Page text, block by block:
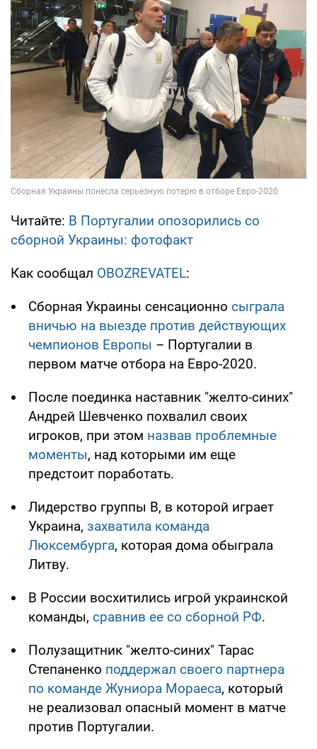
Читайте: В Португалии опозорились со
сборной Украины: фотофакт
Как сообщал OBOZREVATEL:
Сборная Украины сенсационно сыграла
вничью на выезде против действующих
чемпионов Европы – Португалии в
первом матче отбора на Евро-2020.
После поединка наставник "желто-синих"
Андрей Шевченко похвалил своих
игроков, при этом назвав проблемные
моменты, над которыми им еще
предстоит поработать.
Лидерство группы В, в которой играет
Украина, захватила команда
Люксембурга, которая дома обыграла
Литву.
В России восхитились игрой украинской
команды, сравнив ее со сборной РФ.
Полузащитник "желто-синих" Тарас
Степаненко поддержал своего партнера
по команде Жуниора Мораеса, который
не реализовал опасный момент в матче
против Португалии.